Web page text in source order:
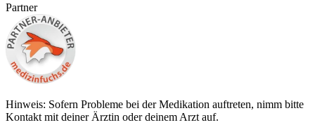
Partner
Hinweis: Sofern Probleme bei der Medikation auftreten, nimm bitte
Kontakt mit deiner Ärztin oder deinem Arzt auf.